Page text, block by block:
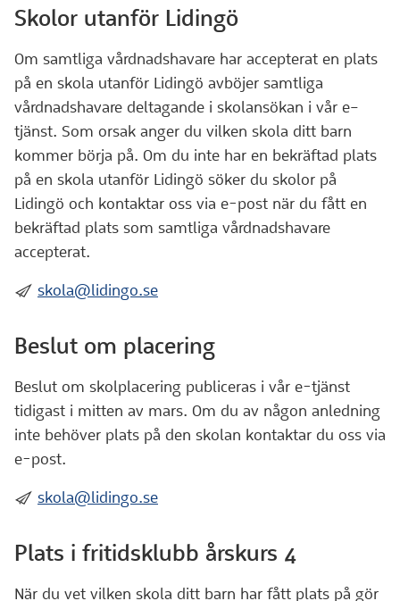
Skolor utanför Lidingö
Om samtliga vårdnadshavare har accepterat en plats
på en skola utanför Lidingö avböjer samtliga
vårdnadshavare deltagande i skolansökan i vår e–
tjänst. Som orsak anger du vilken skola ditt barn
kommer börja på. Om du inte har en bekräftad plats
på en skola utanför Lidingö söker du skolor på
Lidingö och kontaktar oss via e-post när du fått en
bekräftad plats som samtliga vårdnadshavare
accepterat.
:skicka: skola@lidingo.se
Beslut om placering
Beslut om skolplacering publiceras i vår e-tjänst
tidigast i mitten av mars. Om du av någon anledning
inte behöver plats på den skolan kontaktar du oss via
e-post.
:skicka: skola@lidingo.se
Plats i fritidsklubb årskurs 4
När du vet vilken skola ditt barn har fått plats på gör